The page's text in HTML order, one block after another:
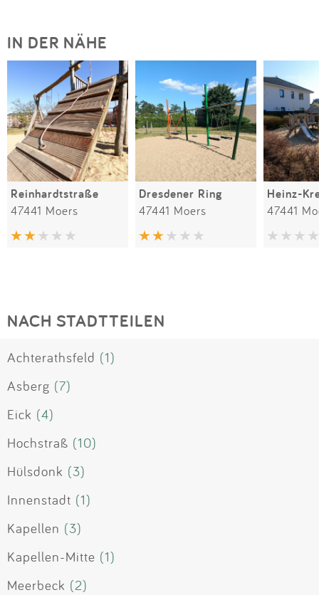
IN DER NÄHE
Reinhardtstraße
47441 Moers
Dresdener Ring
47441 Moers 47441
NACH STADTTEILEN
Achterathsfeld (1)
Asberg (7)
Eick (4)
Hochstraß (10)
Hülsdonk (3)
Innenstadt (1)
Kapellen (3)
Kapellen-Mitte (1)
Meerbeck (2)